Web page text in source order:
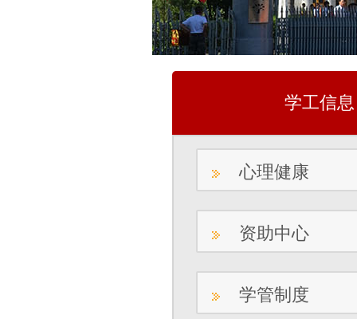
学工信息
心理健康
资助中心
学管制度